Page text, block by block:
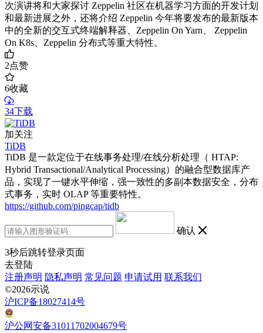
次演讲将和大家探讨 Zeppelin 社区在机器学习方面的开发计划
和最新进展之外，还将介绍 Zeppelin 今年将要发布的最新版本
中的全新的交互式终端解释器、Zeppelin On Yarn、 Zeppelin
On K8s、Zeppelin 分布式等重大特性。
2点赞
6收藏
34下载
加关注
TiDB
TiDB 是一款定位于在线事务处理/在线分析处理（ HTAP:
Hybrid Transactional/Analytical Processing）的融合型数据库产
品，实现了一键水平伸缩，强一致性的多副本数据安全，分布
式事务，实时 OLAP 等重要特性。
https://github.com/pingcap/tidb
确认
3秒后跳转登录页面
去登陆
注册声明 隐私声明 常见问题 申请试用 联系我们
©2026示说
沪ICP备18027414号
沪公网安备31011702004679号